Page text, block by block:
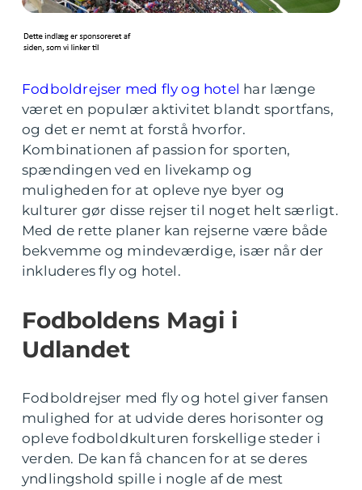
Fodboldrejser med fly og hotel har længe
været en populær aktivitet blandt sportfans,
og det er nemt at forstå hvorfor.
Kombinationen af passion for sporten,
spændingen ved en livekamp og
muligheden for at opleve nye byer og
kulturer gør disse rejser til noget helt særligt.
Med de rette planer kan rejserne være både
bekvemme og mindeværdige, især når der
inkluderes fly og hotel.
Fodboldens Magi i
Udlandet
Fodboldrejser med fly og hotel giver fansen
mulighed for at udvide deres horisonter og
opleve fodboldkulturen forskellige steder i
verden. De kan få chancen for at se deres
yndlingshold spille i nogle af de mest